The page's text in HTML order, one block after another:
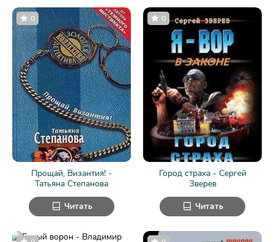
Прощай, Византия! -
Татьяна Степанова
0
Читать
Город страха - Сергей
Зверев
0
Читать